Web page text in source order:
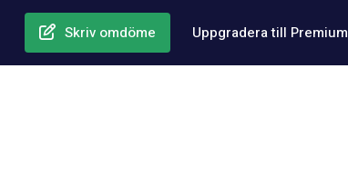
Skriv omdöme Uppgradera till Premium